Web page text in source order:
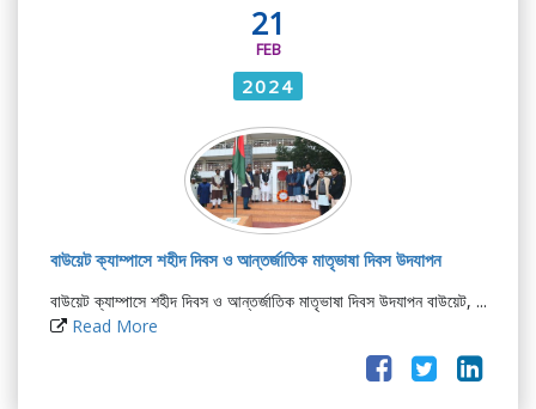
21
FEB
2024
বাউয়েট ক্যাম্পাসে শহীদ দিবস ও আন্তর্জাতিক মাতৃভাষা দিবস উদযাপন
বাউয়েট ক্যাম্পাসে শহীদ দিবস ও আন্তর্জাতিক মাতৃভাষা দিবস উদযাপন বাউয়েট, ...
Read More